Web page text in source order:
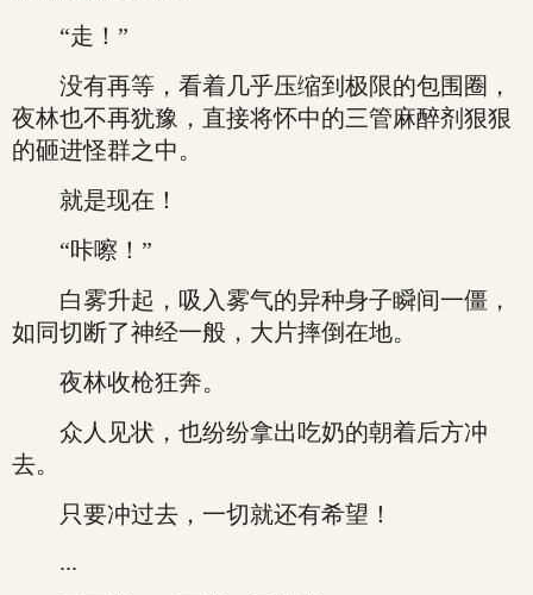
“走！”
没有再等，看着几乎压缩到极限的包围圈，
夜林也不再犹豫，直接将怀中的三管麻醉剂狠狠
的砸进怪群之中。
就是现在！
“咔嚓！”
白雾升起，吸入雾气的异种身子瞬间一僵，
如同切断了神经一般，大片摔倒在地。
夜林收枪狂奔。
众人见状，也纷纷拿出吃奶的朝着后方冲
去。
只要冲过去，一切就还有希望！
...